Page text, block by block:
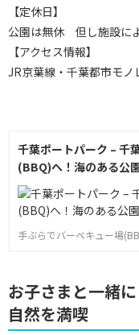
【定休日】
公園は無休 但し施設に
【アクセス情報】
JR京葉線・千葉都市モ
千葉ポートパーク – 千
(BBQ)へ！海のある公
手ぶらでバーベキュー場
お子さまと一緒
自然を満喫